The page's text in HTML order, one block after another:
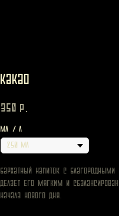
Какао
350 р.
мл / л
Бархатный напиток с
делает его мягким и
начала нового дня.